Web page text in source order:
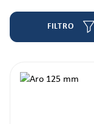
FILTRO